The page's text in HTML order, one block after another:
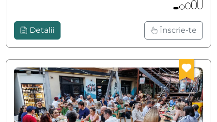
Detalii Înscrie-te